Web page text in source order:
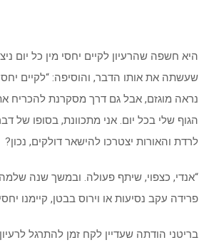
היא חשפה שהרעיון לקיים יחסי מין כל יום
שעשתה את אותו הדבר, והוסיפה: “לקיים
נראה מוגזם, אבל גם דרך מסקרנת להכריח
הגוף שלי בכל יום. אני מתכוונת, בסופו של
לרדת והאורות יצטרכו להישאר דולקים, נכון?
“אנדי, כצפוי, שיתף פעולה. ובמשך שנה
פרידה עקב נסיעות או וירוס בבטן, קיימנו
בריטני הודתה שעדיין לקח זמן להתרגל